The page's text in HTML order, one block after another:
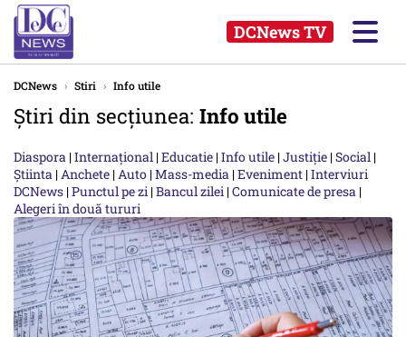
DCNews TV
DCNews › Stiri › Info utile
Știri din secțiunea: Info utile
Diaspora |Internațional |Educatie |Info utile |Justiție |Social |
Știinta |Anchete |Auto |Mass-media |Eveniment |Interviuri
DCNews |Punctul pe zi |Bancul zilei |Comunicate de presa |
Alegeri în două tururi